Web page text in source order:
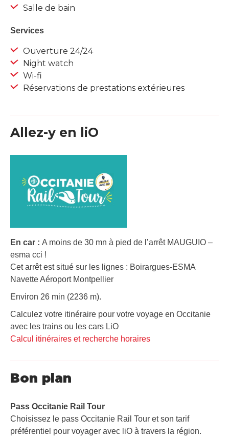
Salle de bain
Services
Ouverture 24/24
Night watch
Wi-fi
Réservations de prestations extérieures
Allez-y en liO
En car : A moins de 30 mn à pied de l’arrêt MAUGUIO –
esma cci !
Cet arrêt est situé sur les lignes : Boirargues-ESMA
Navette Aéroport Montpellier
Environ 26 min (2236 m).
Calculez votre itinéraire pour votre voyage en Occitanie
avec les trains ou les cars LiO
Calcul itinéraires et recherche horaires
Bon plan
Pass Occitanie Rail Tour​
Choisissez le pass Occitanie Rail Tour et son tarif
préférentiel pour voyager avec liO à travers la région.